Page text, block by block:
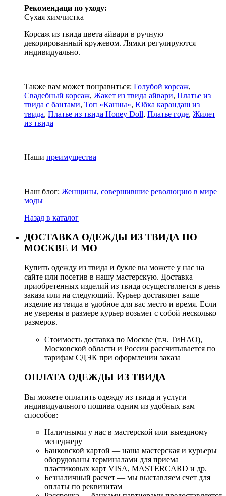
Рекомендаци по уходу:
Сухая химчистка
Корсаж из твида цвета айвари в ручную
декорированный кружевом. Лямки регулируются
индивидуально.
Также вам может понравиться: Голубой корсаж,
Свадебный корсаж, Жакет из твида айвари, Платье из
твида с бантами, Топ «Канны», Юбка карандаш из
твида, Платье из твида Honey Doll, Платье годе, Жилет
из твида
Наши преимущества
Наш блог: Женщины, совершившие революцию в мире
моды
Назад в каталог
ДОСТАВКА ОДЕЖДЫ ИЗ ТВИДА ПО
МОСКВЕ И МО
Купить одежду из твида и букле вы можете у нас на
сайте или посетив в нашу мастерскую. Доставка
приобретенных изделий из твида осуществляется в день
заказа или на следующий. Курьер доставляет ваше
изделие из твида в удобное для вас место и время. Если
не уверены в размере курьер возьмет с собой несколько
размеров.
Стоимость доставка по Москве (т.ч. ТиНАО),
Московской области и России рассчитывается по
тарифам СДЭК при оформлении заказа
ОПЛАТА ОДЕЖДЫ ИЗ ТВИДА
Вы можете оплатить одежду из твида и услуги
индивидуального пошива одним из удобных вам
способов:
Наличными у нас в мастерской или выездному
менеджеру
Банковской картой — наша мастерская и курьеры
оборудованы терминалами для приема
пластиковых карт VISA, MASTERCARD и др.
Безналичный расчет — мы выставляем счет для
оплаты по реквизитам